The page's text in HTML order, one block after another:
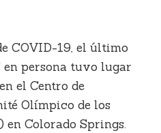
COVID-19, el último
en persona tuvo lugar
el Centro de
Olímpico de los
en Colorado Springs.